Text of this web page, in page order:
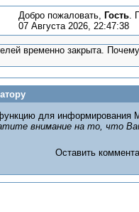
Добро пожаловать, Гость.
07 Августа 2026, 22:47:38
временно закрыта.
для информирования
внимание на то, что
Оставить